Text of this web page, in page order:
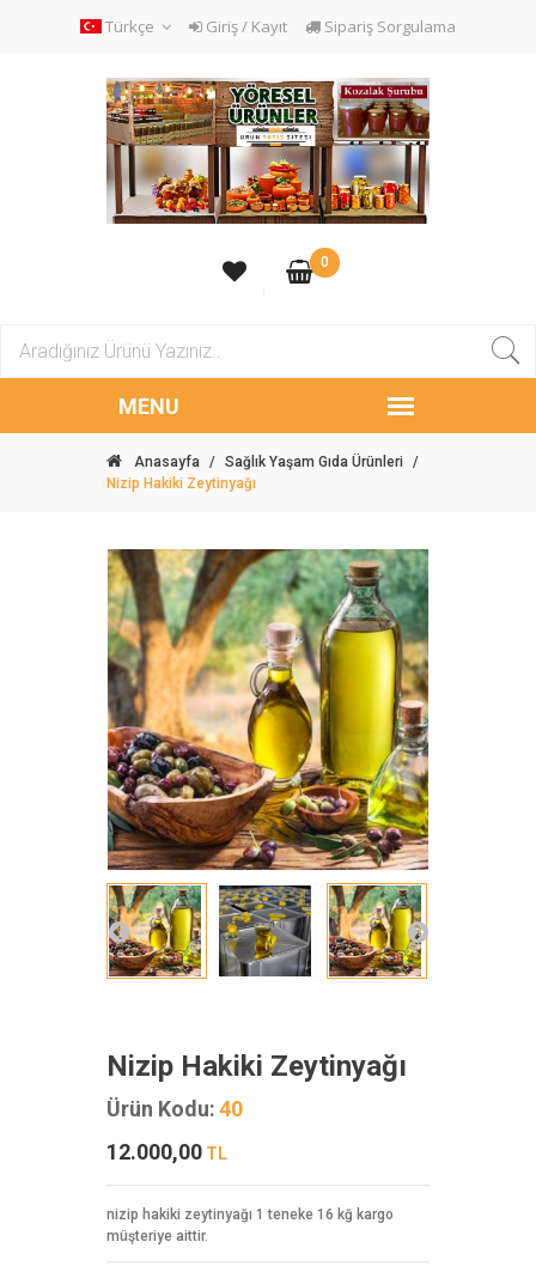
Türkçe Giriş / Kayıt Sipariş Sorgulama
0
Anasayfa / Sağlık Yaşam Gıda Ürünleri
/
Nizip Hakiki Zeytinyağı
Nizip Hakiki Zeytinyağı
Ürün Kodu:40
12.000,00 TL
nizip hakiki zeytinyağı 1 teneke 16 kğ kargo
müşteriye aittir.